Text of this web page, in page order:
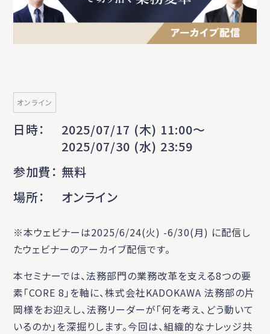
オンライン
日時
2025/07/17 (木) 11:00〜
2025/07/30 (水) 23:59
参加費
無料
場所
オンライン
※本ウェビナーは2025/6/24(火) -6/30(月) に配信し
たウェビナーのアーカイブ配信です。
本セミナーでは、法務部門の業務改革を支える8つの要
素「CORE 8」を軸に、株式会社KADOKAWA 法務部の片
岡様をお迎えし、法務リーダーが「何を考え、どう動いて
いるのか」を深掘りします。今回は、組織的なナレッジ共